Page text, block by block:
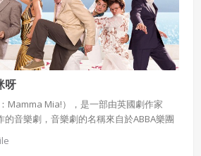
呀
Mamma Mia!），是一部由英國劇作家
音樂劇，音樂劇的名稱來自於ABBA樂團
同名單曲。 1999年由英國女導演菲利達·
ABBA樂隊多首成名曲目包括：《Super